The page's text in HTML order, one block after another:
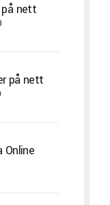
nett
€1,900.00
på nett
€4,500.00
Online